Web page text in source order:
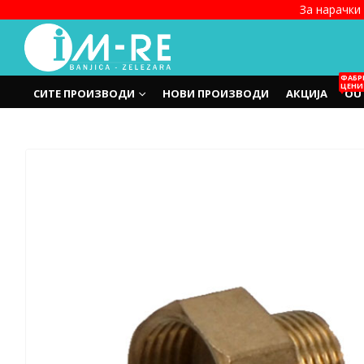
За
СИТЕ ПРОИЗВОДИ НОВИ ПРОИЗВОДИ АКЦИЈА
ЦЕНИ